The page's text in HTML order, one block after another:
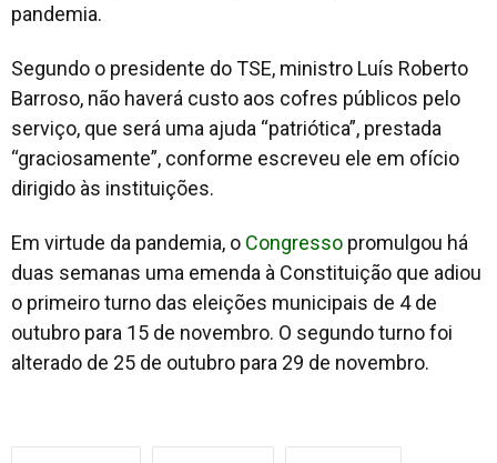
pandemia.
Segundo o presidente do TSE, ministro Luís Roberto
Barroso, não haverá custo aos cofres públicos pelo
serviço, que será uma ajuda “patriótica”, prestada
“graciosamente”, conforme escreveu ele em ofício
dirigido às instituições.
Em virtude da pandemia, o Congresso promulgou há
duas semanas uma emenda à Constituição que adiou
o primeiro turno das eleições municipais de 4 de
outubro para 15 de novembro. O segundo turno foi
alterado de 25 de outubro para 29 de novembro.